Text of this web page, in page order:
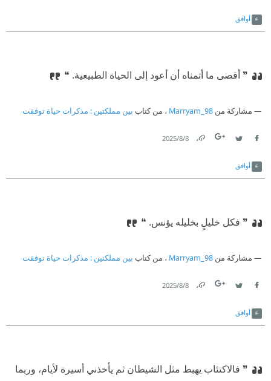
أوافق
❞ أقصى ما أتمناه أن أعود إلى الحياة الطبيعية. ❝
مشاركة من Marryam_98 ، من كتاب بين مملكتين : مذكرات حياة توفقت
8‏/8‏/2025
أوافق
❞ فكل خليلٍ بخليله يؤنس. ❝
مشاركة من Marryam_98 ، من كتاب بين مملكتين : مذكرات حياة توفقت
8‏/8‏/2025
أوافق
❞ فالاكتئاب يهبط مثل الشيطان ثم يأخذني أسيرة لأيام، وربما